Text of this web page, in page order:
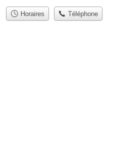
Horaires Téléphone